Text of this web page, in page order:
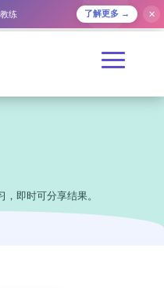
练 了解更多 → ✕
即时可分享结果。